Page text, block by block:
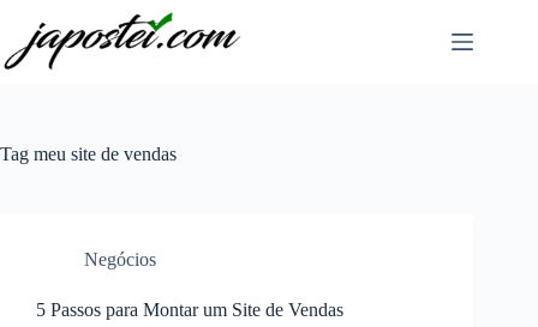
conteúdo
Tag meu site de vendas
Negócios
5 Passos para Montar um Site de Vendas